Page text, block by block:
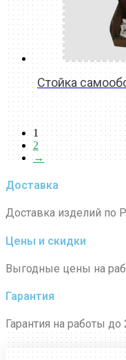
Стойка
1
2
→
Доставка
Доставка изделий по
Цены и скидки
Выгодные цены на
Гарантия
Гарантия на работы до